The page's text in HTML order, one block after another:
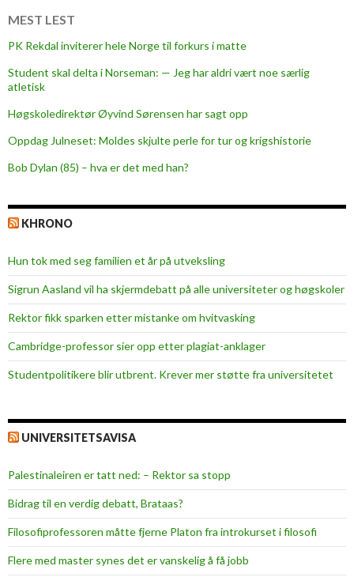
å
b
k
MEST LEST
PK Rekdal inviterer hele Norge til forkurs i matte
Student skal delta i Norseman: — Jeg har aldri vært noe særlig
atletisk
Høgskoledirektør Øyvind Sørensen har sagt opp
Oppdag Julneset: Moldes skjulte perle for tur og krigshistorie
Bob Dylan (85) – hva er det med han?
KHRONO
Hun tok med seg familien et år på utveksling
Sigrun Aasland vil ha skjerm­debatt på alle universiteter og høgskoler
Rektor fikk sparken etter mistanke om hvitvasking
Cambridge-professor sier opp etter plagiat-anklager
Studentpolitikere blir utbrent. Krever mer støtte fra universitetet
UNIVERSITETSAVISA
Palestinaleiren er tatt ned: – Rektor sa stopp
Bidrag til en verdig debatt, Brataas?
Filosofiprofessoren måtte fjerne Platon fra introkurset i filosofi
Flere med master synes det er vanskelig å få jobb